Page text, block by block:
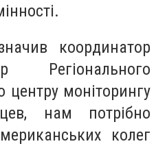
координатор
Регіонального
центру моніторингу
нам потрібно
колег